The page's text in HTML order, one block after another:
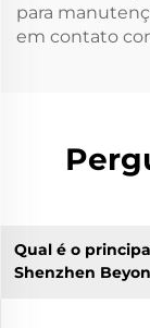
para
em contato
Qual é o
Shenzhen